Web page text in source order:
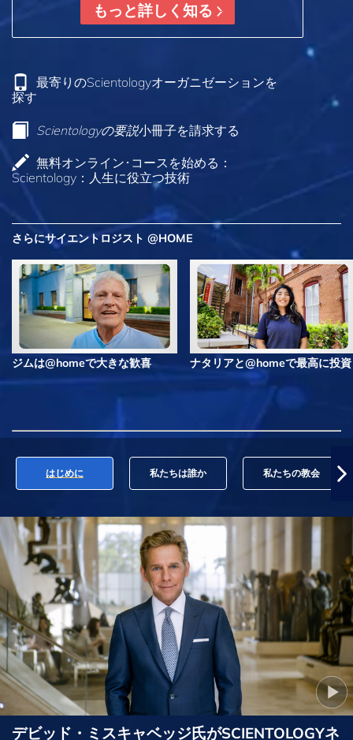
もっと詳しく知る
最寄りのScientologyオーガニゼーションを
探す
Scientologyの要説小冊子を請求する
無料オンライン･コースを始める：
Scientology：人生に役立つ技術
さらにサイエントロジスト @HOME
ジムは@homeで大きな歓喜 ナタリアと@homeで最高に投資
はじめに 私たちは誰か 私たちの教会
デビッド・ミスキャベッジ氏がSCIENTOLOGYネ